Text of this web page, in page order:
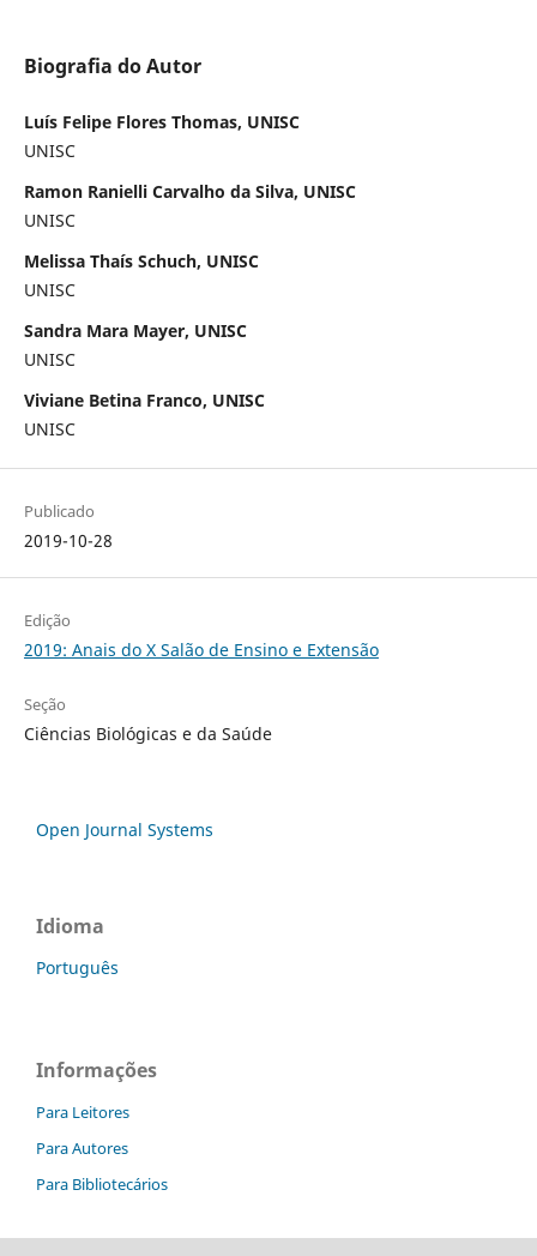
Biografia do Autor
Luís Felipe Flores Thomas, UNISC
UNISC
Ramon Ranielli Carvalho da Silva, UNISC
UNISC
Melissa Thaís Schuch, UNISC
UNISC
Sandra Mara Mayer, UNISC
UNISC
Viviane Betina Franco, UNISC
UNISC
Publicado
2019-10-28
Edição
2019: Anais do X Salão de Ensino e Extensão
Seção
Ciências Biológicas e da Saúde
Open Journal Systems
Idioma
Português
Informações
Para Leitores
Para Autores
Para Bibliotecários